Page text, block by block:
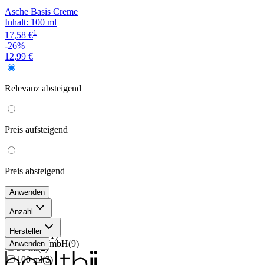
Asche Basis Creme
Inhalt: 100 ml
17,58 €1
-26%
12,99 €
Relevanz absteigend
Preis aufsteigend
Preis absteigend
Anwenden
Anzahl
(1 )
1000 ml(1)
50 ml(2)
100 ml(3)
Hersteller
Chiesi GmbH(9)
Anwenden